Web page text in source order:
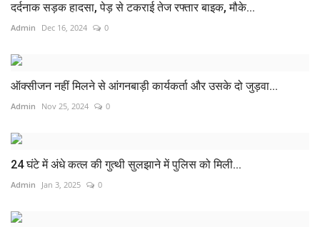
दर्दनाक सड़क हादसा, पेड़ से टकराई तेज रफ्तार बाइक, मौके...
Admin Dec 16, 2024 0
ऑक्सीजन नहीं मिलने से आंगनबाड़ी कार्यकर्ता और उसके दो जुड़वा...
Admin Nov 25, 2024 0
24 घंटे में अंधे कत्ल की गुत्थी सुलझाने में पुलिस को मिली...
Admin Jan 3, 2025 0